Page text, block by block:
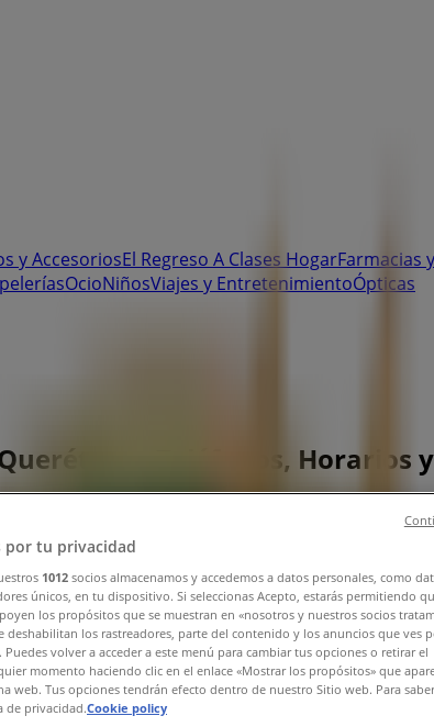
y AccesoriosEl Regreso A Clases HogarFarmacias
OcioNiñosViajes y EntretenimientoÓpticas
- Teléfonos, Horarios
por tu privacidad
1012 socios almacenamos y accedemos a datos personales, como
únicos, en tu dispositivo. Si seleccionas Acepto, estarás permitiendo
los propósitos que se muestran en «nosotros y nuestros socios
deshabilitan los rastreadores, parte del contenido y los anuncios que ves
volver a acceder a este menú para cambiar tus opciones o retirar el
momento haciendo clic en el enlace «Mostrar los propósitos» que
web. Tus opciones tendrán efecto dentro de nuestro Sitio web. Para
de privacidad.Cookie policy